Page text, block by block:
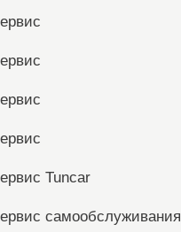
Tuncar
самообслуживания